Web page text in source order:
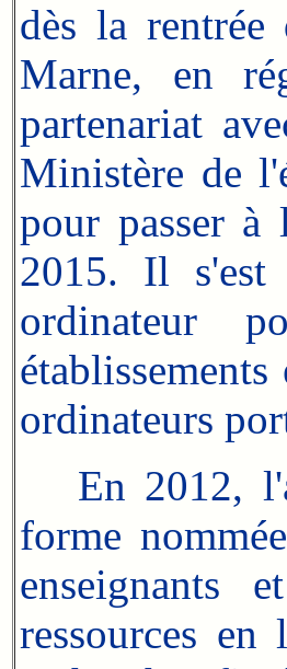
dès la
Marne, en
partenariat
Ministère de
pour passer à
2015. Il
ordinateur
ordinateurs
En 2012,
forme nommée
enseignants
ressources